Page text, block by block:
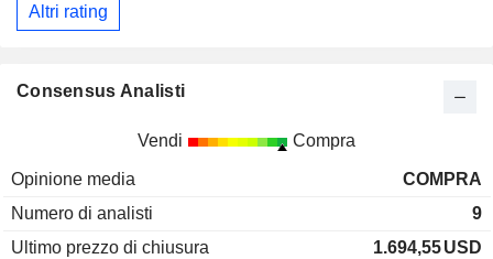
Altri rating
Consensus Analisti
Vendi Compra
Opinione media
COMPRA
Numero di analisti
9
Ultimo prezzo di chiusura
1.694,55USD